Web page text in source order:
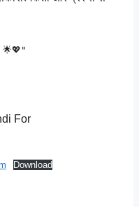
🌟💖"
Download